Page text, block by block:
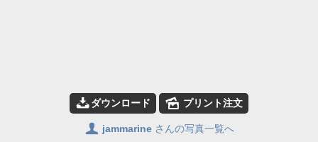
📥ダウンロード 🌄 プリント注文
👤 jammarineさんの写真一覧へ